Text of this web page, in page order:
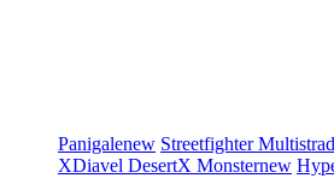
Panigalenew Streetfighter
XDiavel DesertX Monsternew